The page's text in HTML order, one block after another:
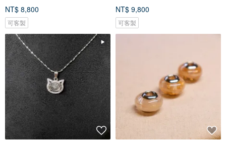
NT$ 8,800
可客製
NT$ 9,800
可客製